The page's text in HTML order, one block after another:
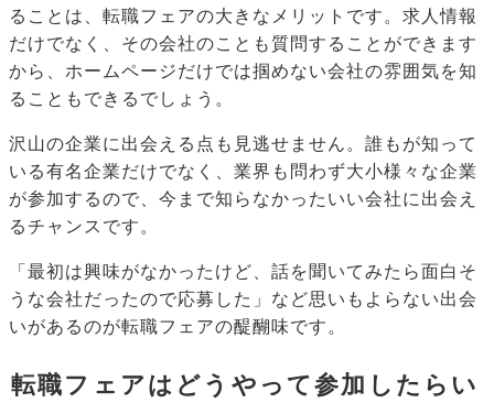
ることは、転職フェアの大きなメリットです。求人情報
だけでなく、その会社のことも質問することができます
から、ホームページだけでは掴めない会社の雰囲気を知
ることもできるでしょう。
沢山の企業に出会える点も見逃せません。誰もが知って
いる有名企業だけでなく、業界も問わず大小様々な企業
が参加するので、今まで知らなかったいい会社に出会え
るチャンスです。
「最初は興味がなかったけど、話を聞いてみたら面白そ
うな会社だったので応募した」など思いもよらない出会
いがあるのが転職フェアの醍醐味です。
転職フェアはどうやって参加したらい